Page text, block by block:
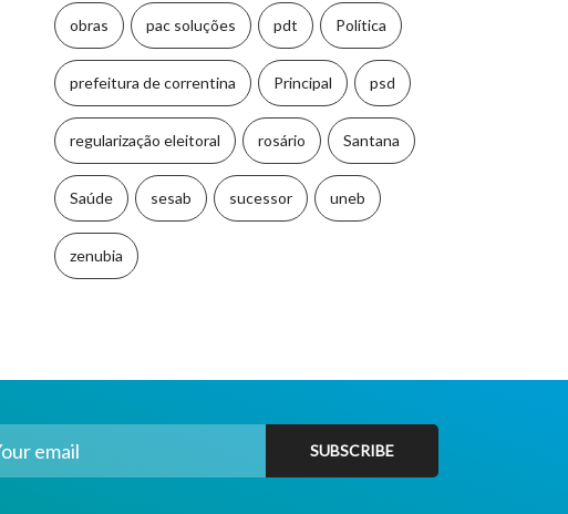
obras pac soluções pdt Política
prefeitura de correntina Principal psd
regularização eleitoral rosário Santana
Saúde sesab sucessor uneb
zenubia